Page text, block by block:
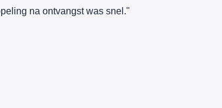
na ontvangst was snel."